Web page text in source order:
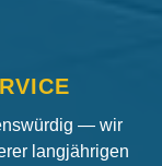
— wir
langjährigen